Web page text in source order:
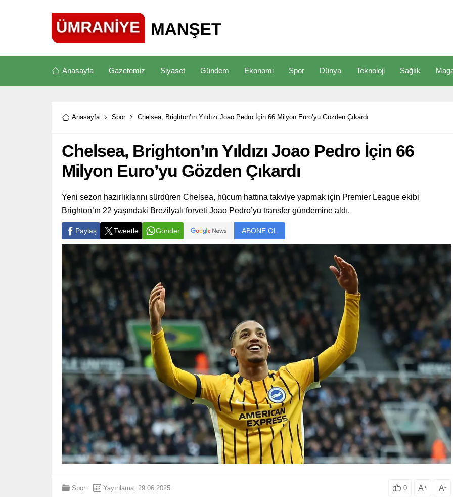
Anasayfa Gazetemiz Siyaset Gündem Ekonomi Spor Dünya Teknoloji Sağlık
Anasayfa Spor Chelsea, Brighton’ın Yıldızı Joao Pedro İçin 66 Milyon Euro’yu Gözden Çıkardı
Chelsea, Brighton’ın Yıldızı Joao Pedro İçin 66
Milyon Euro’yu Gözden Çıkardı
Yeni sezon hazırlıklarını sürdüren Chelsea, hücum hattına takviye yapmak için Premier League ekibi
Brighton’ın 22 yaşındaki Brezilyalı forveti Joao Pedro’yu transfer gündemine aldı.
Paylaş Tweetle Gönder ABONE OL
Spor Yayınlama: 29.06.2025 0 A+ A-